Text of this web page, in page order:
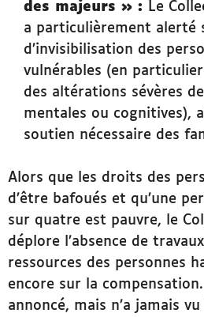
des majeurs » : Le
a particulièrement alerté
d’invisibilisation des
vulnérables (en
des altérations sévères
mentales ou cognitives),
soutien nécessaire des
Alors que les droits des
d’être bafoués et qu’une
sur quatre est pauvre, le
déplore l’absence de
ressources des personnes
encore sur la
annoncé, mais n’a jamais